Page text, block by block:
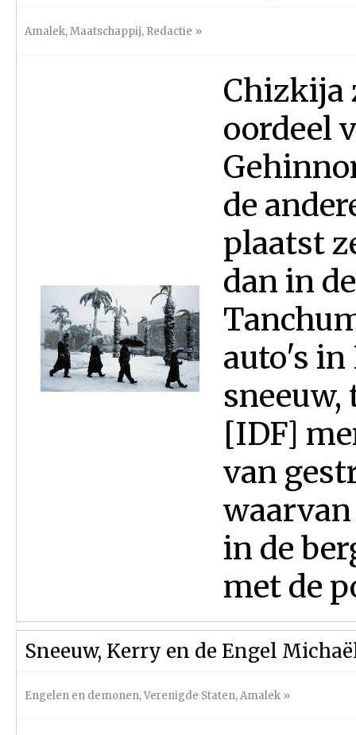
Amalek,Maatschappij, Redactie »
Chizkija
oordeel
de
plaatst
dan in
auto's in
[IDF]
van
in de
met de
Sneeuw, Kerry en de Engel
Engelen en demonen,Verenigde Staten,Amalek »